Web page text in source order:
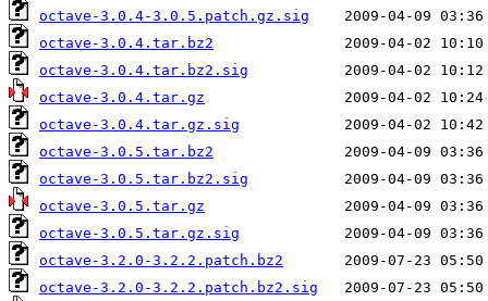
octave-3.0.4-3.0.5.patch.gz.sig
octave-3.0.4.tar.bz2
octave-3.0.4.tar.bz2.sig
octave-3.0.4.tar.gz
octave-3.0.4.tar.gz.sig
octave-3.0.5.tar.bz2
octave-3.0.5.tar.bz2.sig
octave-3.0.5.tar.gz
octave-3.0.5.tar.gz.sig
octave-3.2.0-3.2.2.patch.bz2
octave-3.2.0-3.2.2.patch.bz2.sig